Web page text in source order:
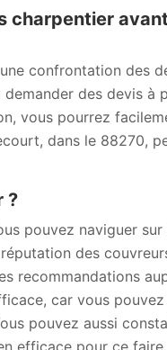
charpentier
confrontation des
des devis à
vous pourrez
dans le 88270,
?
pouvez naviguer
des
recommandations
car vous
pouvez aussi
efficace pour ce faire.